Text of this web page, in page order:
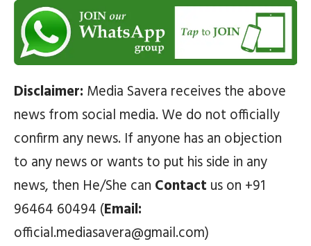
Disclaimer: Media Savera receives the above
news from social media. We do not officially
confirm any news. If anyone has an objection
to any news or wants to put his side in any
news, then He/She can Contact us on +91
96464 60494 (Email:
official.mediasavera@gmail.com)